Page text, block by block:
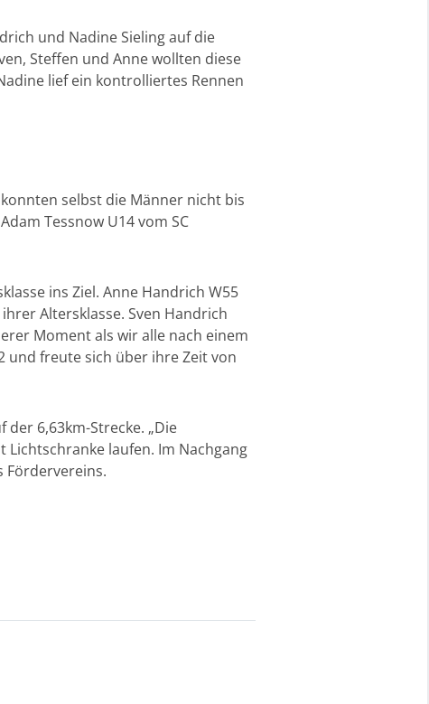
und Nadine Sieling auf die
Steffen und Anne wollten diese
lief ein kontrolliertes Rennen
selbst die Männer nicht bis
Tessnow U14 vom SC
ins Ziel. Anne Handrich W55
Altersklasse. Sven Handrich
Moment als wir alle nach einem
und freute sich über ihre Zeit von
6,63km-Strecke. „Die
laufen. Im Nachgang
Fördervereins.